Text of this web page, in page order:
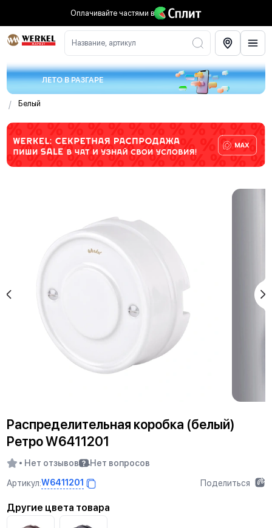
Оплачивайте частями в
Название, артикул
ЛЕТО В РАЗГАРЕ
/ Белый
Распределительная коробка (белый)
Ретро W6411201
Нет отзывов
Нет вопросов
Артикул:W6411201 Поделиться
Другие цвета товара